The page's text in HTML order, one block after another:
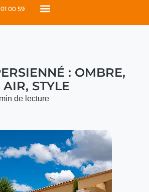
00 59
: OMBRE,
AIR, STYLE
de lecture